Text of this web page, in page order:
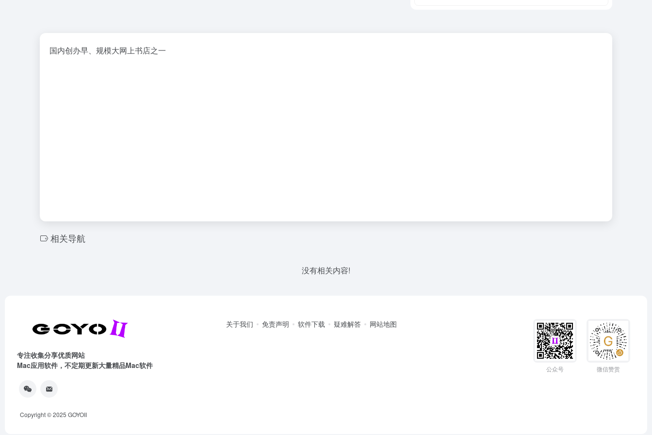
国内创办早、规模大网上书店之一
相关导航
没有相关内容!
专注收集分享优质网站
Mac应用软件，不定期更新大量精品Mac软件
关于我们 免责声明 软件下载 疑难解答 网站地图
公众号 微信赞赏
Copyright © 2025 GOYOII